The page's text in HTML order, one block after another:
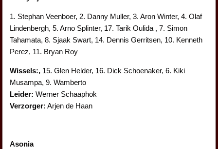
1. Stephan Veenboer, 2. Danny Muller, 3. Aron Winter, 4. Olaf
Lindenbergh, 5. Arno Splinter, 17. Tarik Oulida , 7. Simon
Tahamata, 8. Sjaak Swart, 14. Dennis Gerritsen, 10. Kenneth
Perez, 11. Bryan Roy
Wissels:, 15. Glen Helder, 16. Dick Schoenaker, 6. Kiki
Musampa, 9. Wamberto
Leider: Werner Schaaphok
Verzorger: Arjen de Haan
Asonia